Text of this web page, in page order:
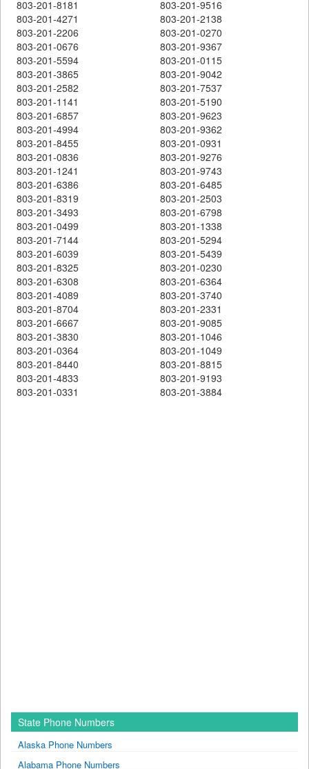
803-201-8181
803-201-9516
803-201-4271
803-201-2138
803-201-2206
803-201-0270
803-201-0676
803-201-9367
803-201-5594
803-201-0115
803-201-3865
803-201-9042
803-201-2582
803-201-7537
803-201-1141
803-201-5190
803-201-6857
803-201-9623
803-201-4994
803-201-9362
803-201-8455
803-201-0931
803-201-0836
803-201-9276
803-201-1241
803-201-9743
803-201-6386
803-201-6485
803-201-8319
803-201-2503
803-201-3493
803-201-6798
803-201-0499
803-201-1338
803-201-7144
803-201-5294
803-201-6039
803-201-5439
803-201-8325
803-201-0230
803-201-6308
803-201-6364
803-201-4089
803-201-3740
803-201-8704
803-201-2331
803-201-6667
803-201-9085
803-201-3830
803-201-1046
803-201-0364
803-201-1049
803-201-8440
803-201-8815
803-201-4833
803-201-9193
803-201-0331
803-201-3884
State Phone Numbers
Alaska Phone Numbers
Alabama Phone Numbers